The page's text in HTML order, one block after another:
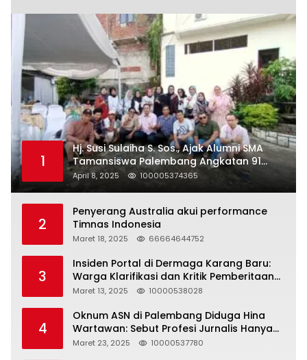
1
Hj. Susi Sulaiha S. Sos., Ajak Alumni SMA
Tamansiswa Palembang Angkatan 91
Halal Bihalal
April 8, 2025 100005374365
2
Penyerang Australia akui performance
Timnas Indonesia
Maret 18, 2025 66664644752
3
Insiden Portal di Dermaga Karang Baru:
Warga Klarifikasi dan Kritik Pemberitaan
yang Tidak Akurat
Maret 13, 2025 10000538028
4
Oknum ASN di Palembang Diduga Hina
Wartawan: Sebut Profesi Jurnalis Hanya
Seharga 2 Liter Bensin, Berujung Dugaan
Maret 23, 2025 10000537780